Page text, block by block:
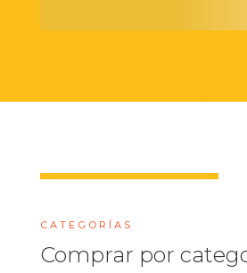
CATEGORÍAS
Comprar por